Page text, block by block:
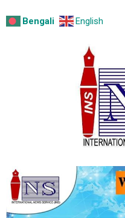
Bengali English